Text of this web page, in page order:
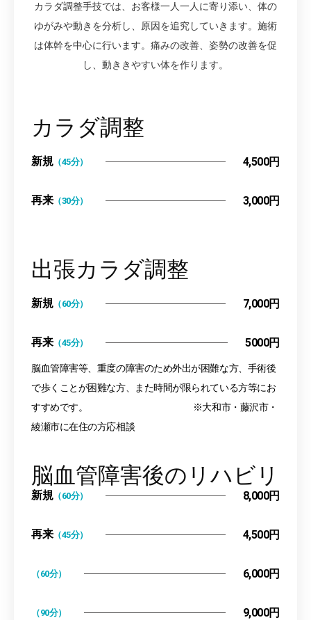
カラダ調整手技では、お客様一人一人に寄り添い、体の
ゆがみや動きを分析し、原因を追究していきます。施術
は体幹を中心に行います。痛みの改善、姿勢の改善を促
し、動ききやすい体を作ります。
カラダ調整
新規（45分） 4,500円
再来（30分） 3,000円
出張カラダ調整
新規（60分） 7,000円
再来（45分） 5000円
脳血管障害等、重度の障害のため外出が困難な方、手術後
で歩くことが困難な方、また時間が限られている方等にお
すすめです。 ※大和市・藤沢市・
綾瀬市に在住の方応相談
脳血管障害後のリハビリ
新規（60分） 8,000円
再来（45分） 4,500円
（60分） 6,000円
（90分） 9,000円